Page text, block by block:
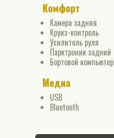
Комфорт
Камера задняя
Круиз-контроль
Усилитель руля
Парктроник задний
Бортовой компьютер
Медиа
USB
Bluetooth